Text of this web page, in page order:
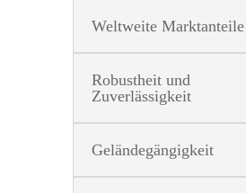
Weltweite Marktanteile
Robustheit und
Zuverlässigkeit
Geländegängigkeit